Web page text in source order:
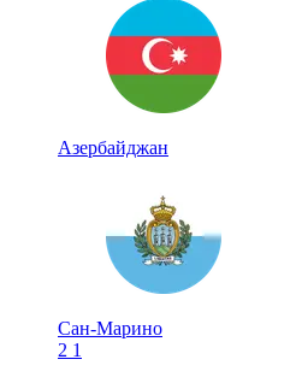
Азербайджан
Сан-Марино
2 1